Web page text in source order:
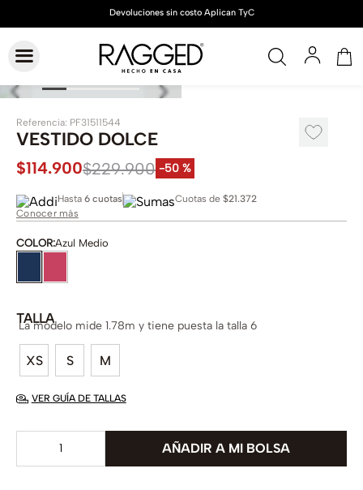
Referencia: PF31511544
VESTIDO DOLCE
$114.900$229.900 -50 %
Hasta 6 cuotas Cuotas de $21.372
Conocer más
COLOR:Azul Medio
TALLA
XS S M
La modelo mide 1.78m y tiene puesta la talla 6
VER GUÍA DE TALLAS